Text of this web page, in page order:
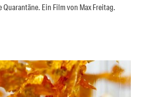
Quarantäne. Ein Film von Max Freitag.